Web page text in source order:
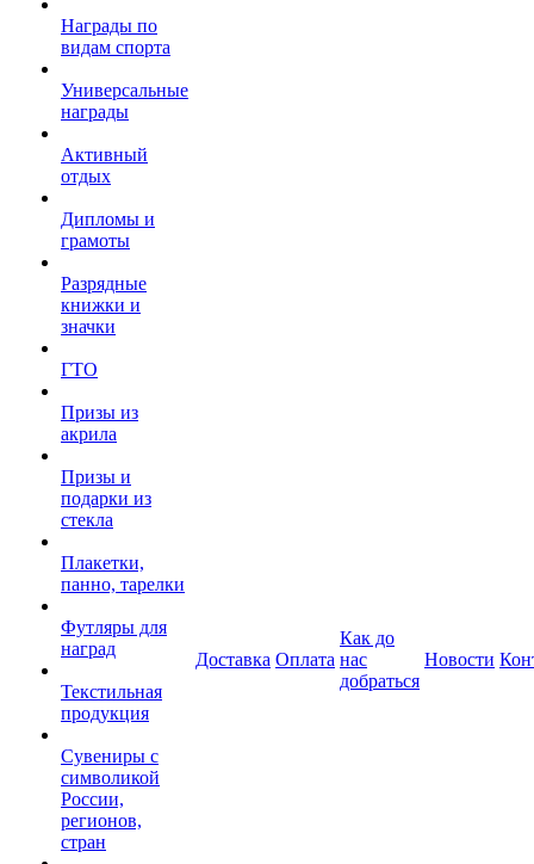
Награды по
видам спорта
Универсальные
награды
Активный
отдых
Дипломы и
грамоты
Разрядные
книжки и
значки
ГТО
Призы из
акрила
Призы и
подарки из
стекла
Плакетки,
панно, тарелки
Футляры для
наград
Текстильная
продукция
Сувениры с
символикой
России,
регионов,
стран
Доставка Оплата
Как до
нас
добраться
Новости